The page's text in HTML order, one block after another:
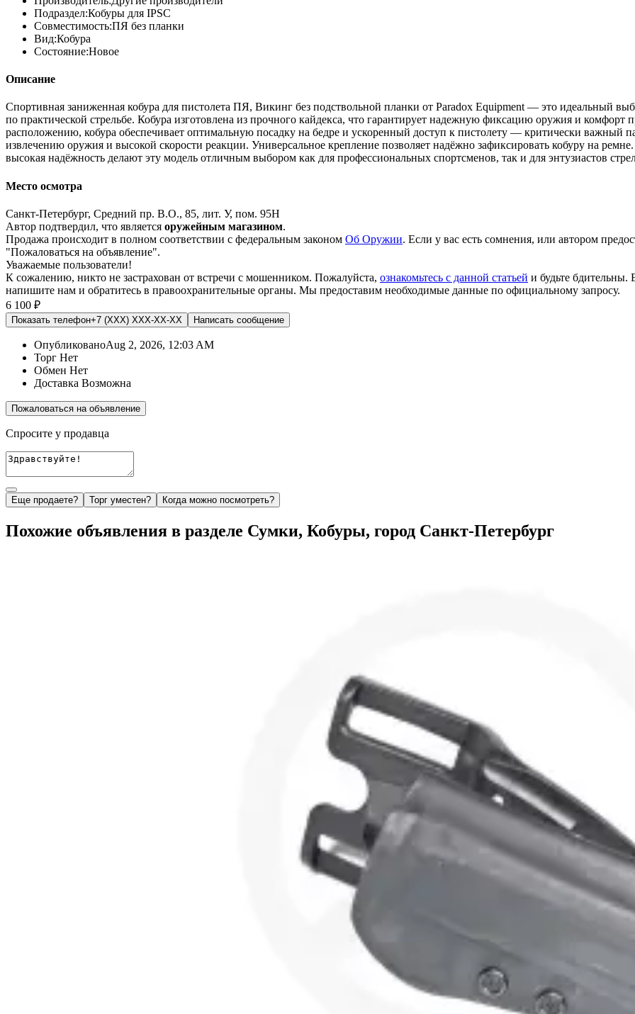
Подраздел:Кобуры для IPSC
Совместимость:ПЯ без планки
Вид:Кобура
Состояние:Новое
Описание
Спортивная заниженная кобура для пистолета ПЯ, Викинг без подствольной планки от Paradox Equipment — это идеальный
по практической стрельбе. Кобура изготовлена из прочного кайдекса, что гарантирует надежную фиксацию оружия и
расположению, кобура обеспечивает оптимальную посадку на бедре и ускоренный доступ к пистолету — критически важный
извлечению оружия и высокой скорости реакции. Универсальное крепление позволяет надёжно зафиксировать кобуру на
высокая надёжность делают эту модель отличным выбором как для профессиональных спортсменов, так и для энтузиастов
Место осмотра
Санкт-Петербург, Средний пр. В.О., 85, лит. У, пом. 95Н
Автор подтвердил, что является оружейным магазином.
Продажа происходит в полном соответствии с федеральным законом Об Оружии. Если у вас есть сомнения, или автором
"Пожаловаться на объявление".
Уважаемые пользователи!
К сожалению, никто не застрахован от встречи с мошенником. Пожалуйста, ознакомьтесь с данной статьей и будьте
напишите нам и обратитесь в правоохранительные органы. Мы предоставим необходимые данные по официальному запросу.
6 100 ₽
Показать телефон+7 (XXX) XXX-XX-XX Написать сообщение
ОпубликованоAug 2, 2026, 12:03 AM
Торг Нет
Обмен Нет
Доставка Возможна
Пожаловаться на объявление
Спросите у продавца
Еще продаете? Торг уместен? Когда можно посмотреть?
Похожие объявления в разделе Сумки, Кобуры, город Санкт-Петербург